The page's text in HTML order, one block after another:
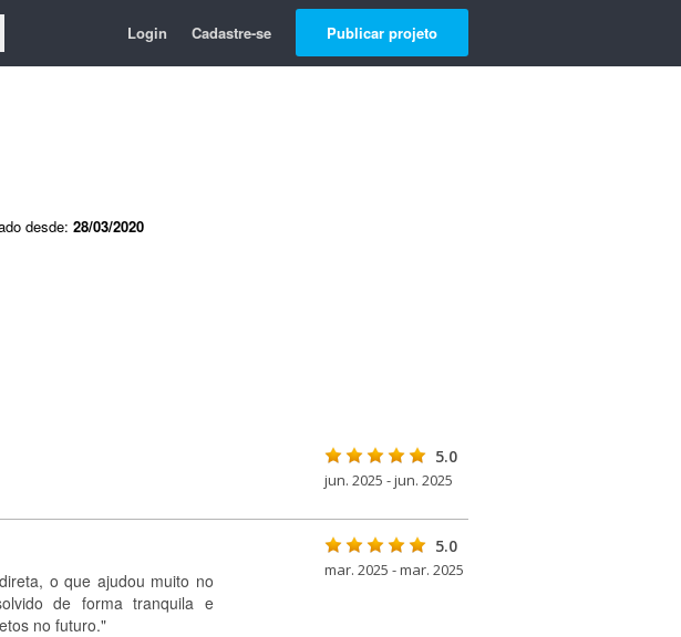
Login Cadastre-se Publicar projeto
desde: 28/03/2020
5.0
jun. 2025 - jun. 2025
o que ajudou muito no
de forma tranquila e
no futuro."
5.0
mar. 2025 - mar. 2025